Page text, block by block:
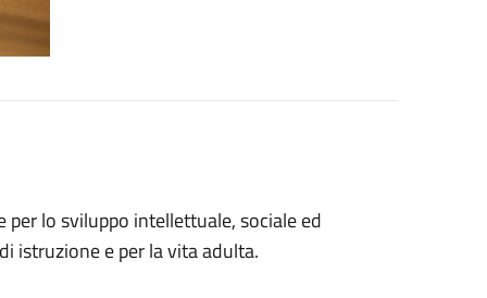
per lo sviluppo intellettuale, sociale ed
istruzione e per la vita adulta.